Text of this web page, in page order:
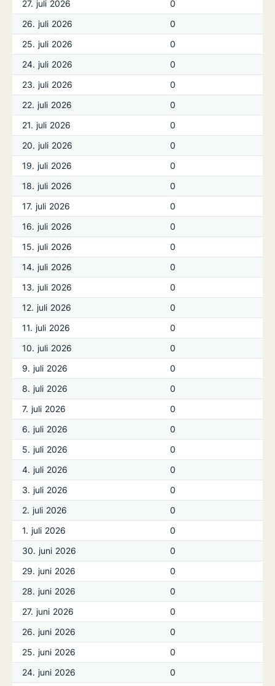
27. juli 2026
0
26. juli 2026
0
25. juli 2026
0
24. juli 2026
0
23. juli 2026
0
22. juli 2026
0
21. juli 2026
0
20. juli 2026
0
19. juli 2026
0
18. juli 2026
0
17. juli 2026
0
16. juli 2026
0
15. juli 2026
0
14. juli 2026
0
13. juli 2026
0
12. juli 2026
0
11. juli 2026
0
10. juli 2026
0
9. juli 2026
0
8. juli 2026
0
7. juli 2026
0
6. juli 2026
0
5. juli 2026
0
4. juli 2026
0
3. juli 2026
0
2. juli 2026
0
1. juli 2026
0
30. juni 2026
0
29. juni 2026
0
28. juni 2026
0
27. juni 2026
0
26. juni 2026
0
25. juni 2026
0
24. juni 2026
0